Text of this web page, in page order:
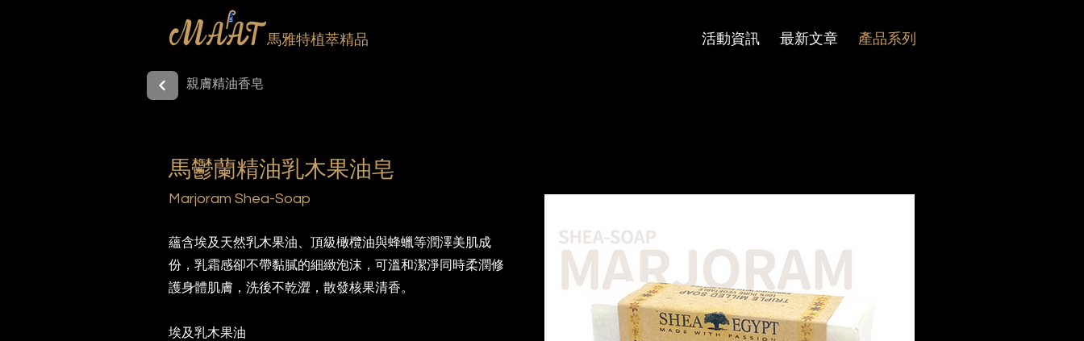
馬雅特植萃精品 活動資訊 最新文章 產品系列
親膚精油香皂
馬鬱蘭精油乳木果油皂
Marjoram Shea-Soap
蘊含埃及天然乳木果油、頂級橄欖油與蜂蠟等潤澤美肌成
份，乳霜感卻不帶黏膩的細緻泡沫，可溫和潔淨同時柔潤修
護身體肌膚，洗後不乾澀，散發核果清香。
埃及乳木果油